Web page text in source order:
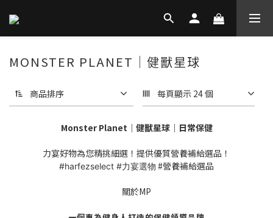
MONSTER PLANET｜健獸星球
商品排序 每頁顯示 24 個
Monster Planet｜健獸星球｜日常保健
力宴好物為您精挑細選！提供優質營養補給選品！
#harfezselect #力宴選物 #營養補給選品
關於MP